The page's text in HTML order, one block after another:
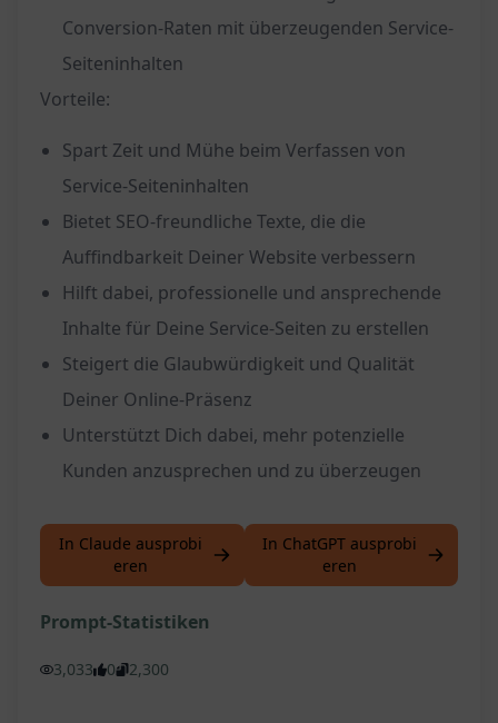
Conversion-Raten mit überzeugenden Service-
Seiteninhalten
Vorteile:
Spart Zeit und Mühe beim Verfassen von
Service-Seiteninhalten
Bietet SEO-freundliche Texte, die die
Auffindbarkeit Deiner Website verbessern
Hilft dabei, professionelle und ansprechende
Inhalte für Deine Service-Seiten zu erstellen
Steigert die Glaubwürdigkeit und Qualität
Deiner Online-Präsenz
Unterstützt Dich dabei, mehr potenzielle
Kunden anzusprechen und zu überzeugen
In Claude ausprobi
eren
In ChatGPT ausprobi
eren
Prompt-Statistiken
3,033 0 2,300